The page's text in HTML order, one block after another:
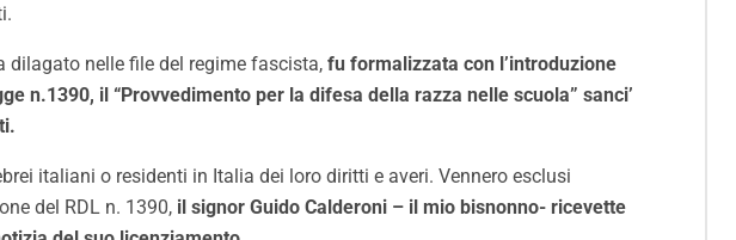
dilagato nelle file del regime fascista, fu formalizzata con l’introduzione
n.1390, il “Provvedimento per la difesa della razza nelle scuola” sanci’
italiani o residenti in Italia dei loro diritti e averi. Vennero esclusi
del RDL n. 1390, il signor Guido Calderoni – il mio bisnonno- ricevette